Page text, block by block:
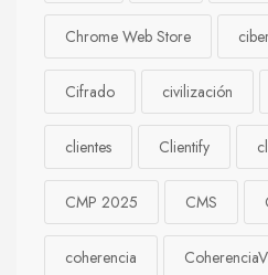
Chrome Web Store
Cifrado civilización
clientes Clientify
CMP 2025 CMS
coherencia